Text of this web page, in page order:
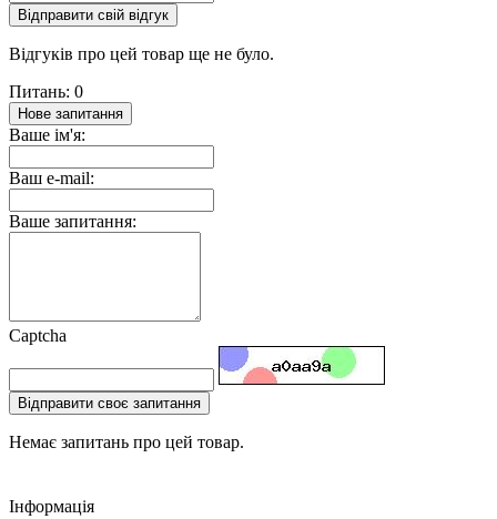
Відправити свій відгук
Відгуків про цей товар ще не було.
Питань: 0
Нове запитання
Ваше ім'я:
Ваш e-mail:
Ваше запитання:
Captcha
Відправити своє запитання
Немає запитань про цей товар.
Інформація